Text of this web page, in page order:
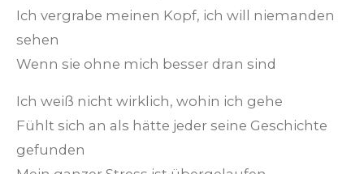
Ich vergrabe meinen Kopf, ich will niemanden
sehen
Wenn sie ohne mich besser dran sind
Ich weiß nicht wirklich, wohin ich gehe
Fühlt sich an als hätte jeder seine Geschichte
gefunden